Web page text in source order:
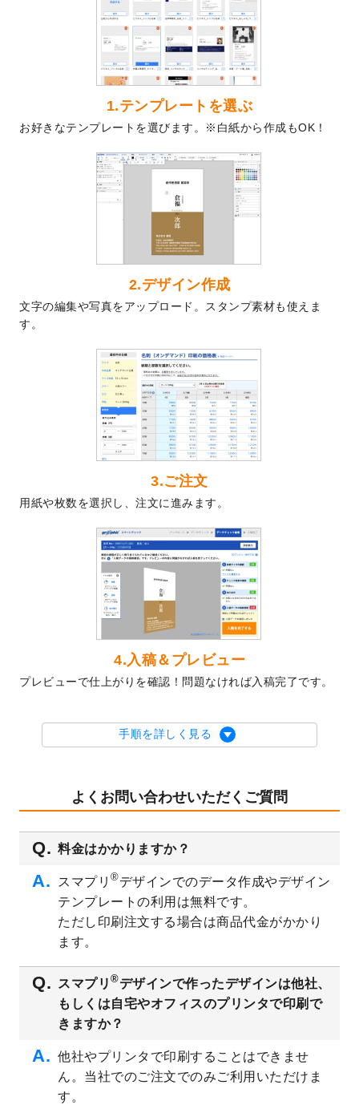
を公開いたしました。
喪中はがきのデザインテンプレート
いたしました。
2025年版1月始まりのカレンダーデザイン
テンプレート
を公開いたしました。
なりました！
プラスチックカードのデザインテンプレー
トを追加しました。
回数券のデザインテンプレート
した。
暑中見舞いのデザインテンプレート
しました。
メッセージカードのデザインテンプレート
を追加しました。
2024/6/14
エコノミータイプののぼりが作成できるよ
うになりました！
【新商品】のぼり
が作成できるようになり
ました！
DMのデザインテンプレートを追加しまし
た。
【新商品】ステッカー
なりました！
2024年版4月始まりのカレンダーデザイン
テンプレートを公開いたしました。
2024年辰年の年賀ポスターデザインテンプ
レート
を公開いたしました。
箔押し年賀状のデザインテンプレート
開いたしました。
クリアファイル、封筒、うちわにてオリジ
ナルデザインで作成できるようになりまし
た！
を公開いたしました。
2023/9/1
2024年版1月始まりのカレンダーデザイン
オリジナルサイズ、変型サイズで作成でき
るようになりました！
2023/8/18
チケットのデザインテンプレートを追加し
ました。
2023/8/7
【新商品】チケット
が作成できるようにな
りました！
美容・エステのチラシデザインテンプレー
トを追加しました。
いたしました。
2023/6/12
うちわのデザインテンプレート
を公開いた
しました。
を公開いたしました。
2023/5/9
書類カバー（見積書表紙）のデザインテン
1.テンプレートを選ぶ
お好きなテンプレートを選びます。※白紙から作成もOK！
2.デザイン作成
文字の編集や写真をアップロード。スタンプ素材も使えま
す。
3.ご注文
用紙や枚数を選択し、注文に進みます。
4.入稿＆プレビュー
プレビューで仕上がりを確認！問題なければ入稿完了です。
手順を詳しく見る
よくお問い合わせいただくご質問
料金はかかりますか？
スマプリ ®デザインでのデータ作成やデザイン
テンプレートの利用は無料です。
ただし印刷注文する場合は商品代金がかかり
ます。
スマプリ ®デザインで作ったデザインは他社、
もしくは自宅やオフィスのプリンタで印刷で
きますか？
他社やプリンタで印刷することはできませ
ん。当社でのご注文でのみご利用いただけま
す。